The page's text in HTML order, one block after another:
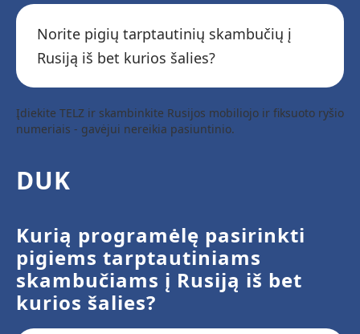
Norite pigių tarptautinių skambučių į
Rusiją iš bet kurios šalies?
Įdiekite TELZ ir skambinkite Rusijos mobiliojo ir fiksuoto ryšio
numeriais - gavėjui nereikia pasiuntinio.
DUK
Kurią programėlę pasirinkti
pigiems tarptautiniams
skambučiams į Rusiją iš bet
kurios šalies?